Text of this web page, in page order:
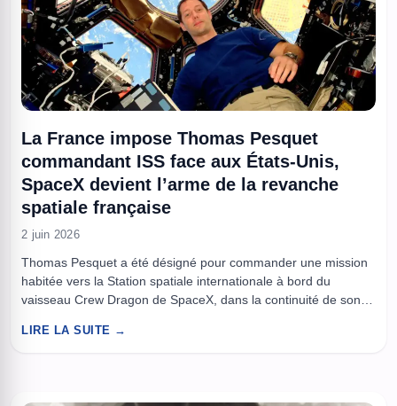
La France impose Thomas Pesquet
commandant ISS face aux États-Unis,
SpaceX devient l’arme de la revanche
spatiale française
2 juin 2026
Thomas Pesquet a été désigné pour commander une mission
habitée vers la Station spatiale internationale à bord du
vaisseau Crew Dragon de SpaceX, dans la continuité de son
de la mission Alpha. Cette nomination, rare pour un astronaute
LIRE LA SUITE →